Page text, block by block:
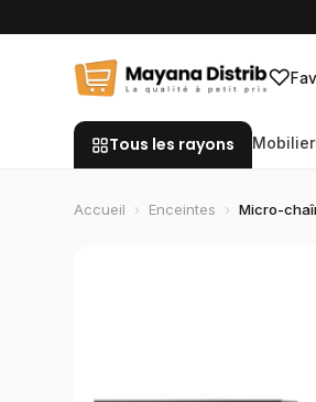
♡
Tous les rayons Mobilier
Accueil › Enceintes › Micro-